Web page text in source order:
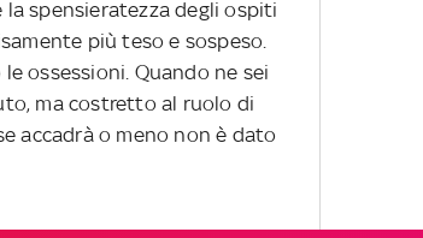
spensieratezza degli ospiti
più teso e sospeso.
ossessioni. Quando ne sei
ma costretto al ruolo di
accadrà o meno non è dato